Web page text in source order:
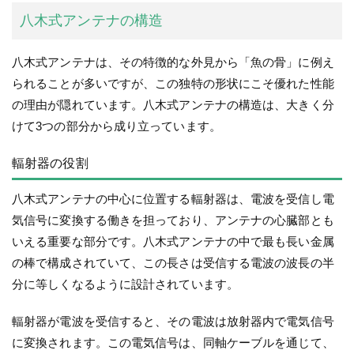
八木式アンテナの構造
八木式アンテナは、その特徴的な外見から「魚の骨」に例え
られることが多いですが、この独特の形状にこそ優れた性能
の理由が隠れています。八木式アンテナの構造は、大きく分
けて3つの部分から成り立っています。
輻射器の役割
八木式アンテナの中心に位置する輻射器は、電波を受信し電
気信号に変換する働きを担っており、アンテナの心臓部とも
いえる重要な部分です。八木式アンテナの中で最も長い金属
の棒で構成されていて、この長さは受信する電波の波長の半
分に等しくなるように設計されています。
輻射器が電波を受信すると、その電波は放射器内で電気信号
に変換されます。この電気信号は、同軸ケーブルを通じて、